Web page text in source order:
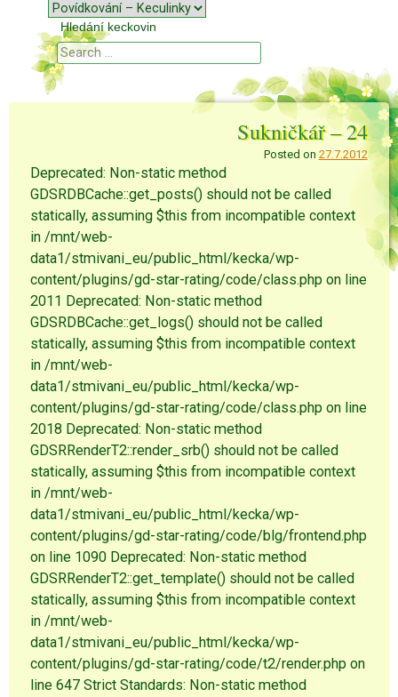
Menu
Skip to content
Hledání keckovin
Search
Sukničkář – 24
Posted on 27.7.2012
Deprecated: Non-static method
GDSRDBCache::get_posts() should not be called
statically, assuming $this from incompatible context
in /mnt/web-
data1/stmivani_eu/public_html/kecka/wp-
content/plugins/gd-star-rating/code/class.php on line
2011 Deprecated: Non-static method
GDSRDBCache::get_logs() should not be called
statically, assuming $this from incompatible context
in /mnt/web-
data1/stmivani_eu/public_html/kecka/wp-
content/plugins/gd-star-rating/code/class.php on line
2018 Deprecated: Non-static method
GDSRRenderT2::render_srb() should not be called
statically, assuming $this from incompatible context
in /mnt/web-
data1/stmivani_eu/public_html/kecka/wp-
content/plugins/gd-star-rating/code/blg/frontend.php
on line 1090 Deprecated: Non-static method
GDSRRenderT2::get_template() should not be called
statically, assuming $this from incompatible context
in /mnt/web-
data1/stmivani_eu/public_html/kecka/wp-
content/plugins/gd-star-rating/code/t2/render.php on
line 647 Strict Standards: Non-static method